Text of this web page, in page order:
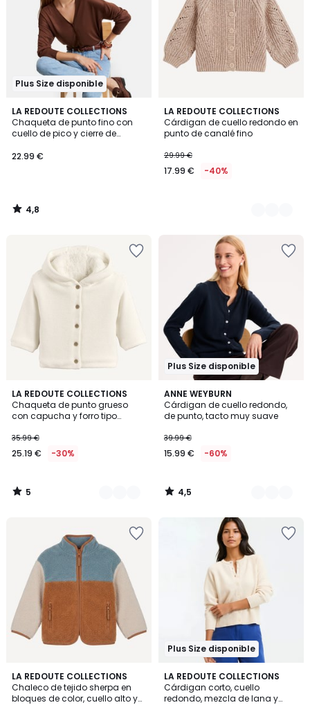
Plus Size disponible
LA REDOUTE COLLECTIONS
Chaqueta de punto fino con
cuello de pico y cierre de
22.99 €
4,8
/ 5
4,8
/
LA REDOUTE COLLECTIONS
Cárdigan de cuello redondo en
punto de canalé fino
29.99 €
17.99 € -40%
2
Colores
LA REDOUTE COLLECTIONS
Chaqueta de punto grueso
con capucha y forro tipo
35.99 €
25.19 € -30%
5
/
5
2
Colores
5
/
Plus Size disponible
ANNE WEYBURN
Cárdigan de cuello redondo,
de punto, tacto muy suave
39.99 €
15.99 € -60%
4,5
/ 5
2
Colores
4,5
/
LA REDOUTE COLLECTIONS
Chaleco de tejido sherpa en
bloques de color, cuello alto y
5
/
5
Plus Size disponible
LA REDOUTE COLLECTIONS
Cárdigan corto, cuello
redondo, mezcla de lana y
4,7
/ 5